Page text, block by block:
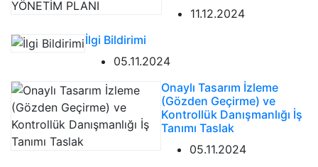
11.12.2024
İlgi Bildirimi
05.11.2024
Onaylı Tasarım İzleme
(Gözden Geçirme) ve
Kontrollük Danışmanlığı İş
Tanımı Taslak
05.11.2024